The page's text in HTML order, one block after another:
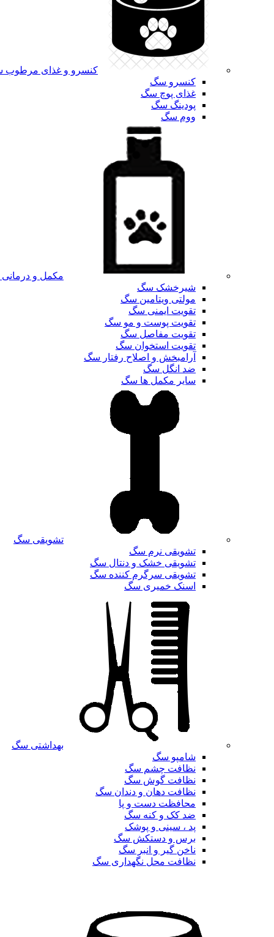
کنسرو و غذای
کنسرو سگ
غذای پوچ سگ
پودینگ سگ
ووم سگ
مکمل و
شیرخشک سگ
مولتی ویتامین سگ
تقویت ایمنی سگ
تقویت پوست و مو سگ
تقویت مفاصل سگ
تقویت استخوان سگ
آرامبخش و اصلاح رفتار سگ
ضد انگل سگ
سایر مکمل ها سگ
تشویقی سگ
تشویقی نرم سگ
تشویقی خشک و دنتال سگ
تشویقی سرگرم کننده سگ
اسنک خمیری سگ
بهداشتی سگ
شامپو سگ
نظافت چشم سگ
نظافت گوش سگ
نظافت دهان و دندان سگ
محافظت دست و پا
ضد کک و کنه سگ
پد ، سینی و پوشک
برس و دستکش سگ
ناخن گیر و انبر سگ
نظافت محل نگهداری سگ